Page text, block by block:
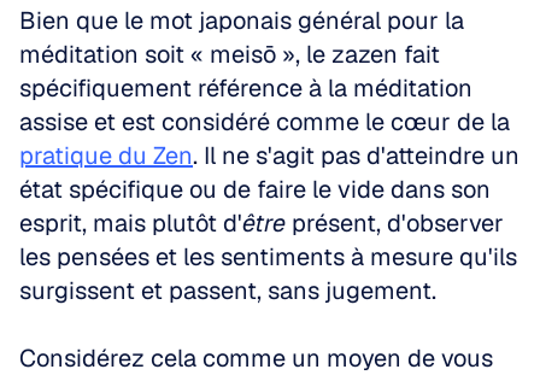
Bien que le mot japonais général pour la
méditation soit « meisō », le zazen fait
spécifiquement référence à la méditation
pratique du Zen. Il ne s'agit pas d'atteindre un
état spécifique ou de faire le vide dans son
esprit, mais plutôt d'être présent, d'observer
les pensées et les sentiments à mesure qu'ils
surgissent et passent, sans jugement.
Considérez cela comme un moyen de vous